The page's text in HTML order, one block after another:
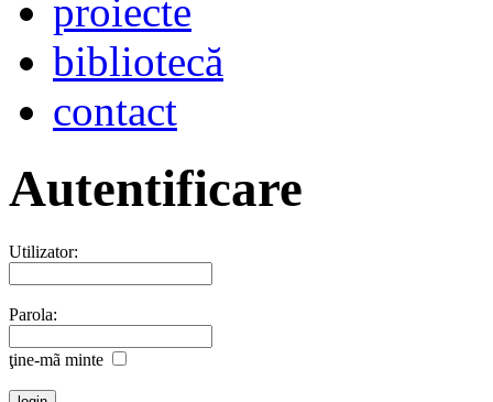
proiecte
bibliotecă
contact
Autentificare
Utilizator:
Parola:
ţine-mã minte